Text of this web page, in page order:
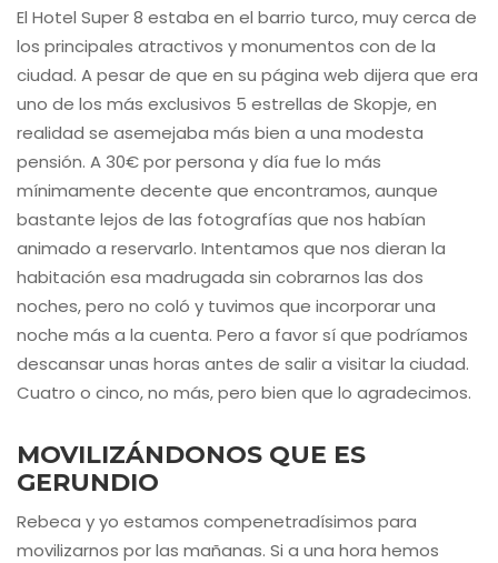
El Hotel Super 8 estaba en el barrio turco, muy cerca de
los principales atractivos y monumentos con de la
ciudad. A pesar de que en su página web dijera que era
uno de los más exclusivos 5 estrellas de Skopje, en
realidad se asemejaba más bien a una modesta
pensión. A 30€ por persona y día fue lo más
mínimamente decente que encontramos, aunque
bastante lejos de las fotografías que nos habían
animado a reservarlo. Intentamos que nos dieran la
habitación esa madrugada sin cobrarnos las dos
noches, pero no coló y tuvimos que incorporar una
noche más a la cuenta. Pero a favor sí que podríamos
descansar unas horas antes de salir a visitar la ciudad.
Cuatro o cinco, no más, pero bien que lo agradecimos.
MOVILIZÁNDONOS QUE ES
GERUNDIO
Rebeca y yo estamos compenetradísimos para
movilizarnos por las mañanas. Si a una hora hemos